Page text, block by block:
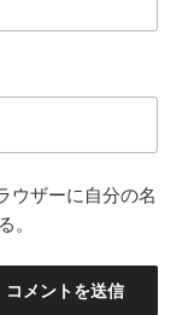
ウザーに自分の名
。